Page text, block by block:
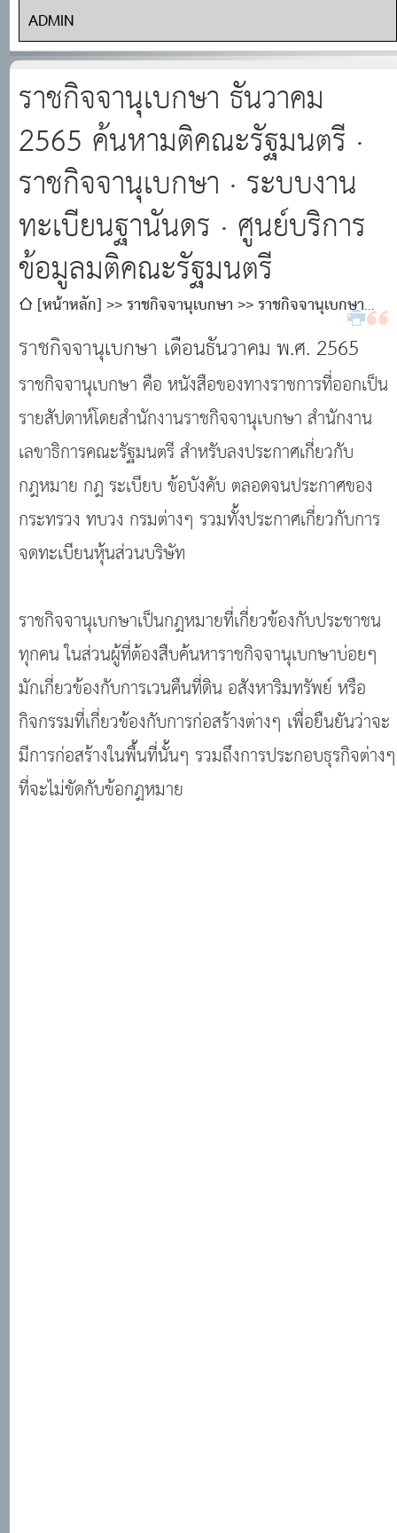
ADMIN
ราชกิจจานุเบกษา ธันวาคม
2565 ค้นหามติคณะรัฐมนตรี ·
ราชกิจจานุเบกษา · ระบบงาน
ทะเบียนฐานันดร · ศูนย์บริการ
ข้อมูลมติคณะรัฐมนตรี
[หน้าหลัก] ราชกิจจานุเบกษา
ราชกิจจานุเบกษา
ธันวาคม 2565 ค้นหามติคณะรัฐมนตรี · ราชกิจจานุเบกษา ·
ระบบงานทะเบียนฐานันดร · ศูนย์บริการข้อมูลมติคณะรัฐมนตรี
ราชกิจจานุเบกษา เดือนธันวาคม พ.ศ. 2565
ราชกิจจานุเบกษา คือ หนังสือของทางราชการที่ออกเป็น
รายสัปดาห์โดยสำนักงานราชกิจจานุเบกษา สำนักงาน
เลขาธิการคณะรัฐมนตรี สำหรับลงประกาศเกี่ยวกับ
กฎหมาย กฎ ระเบียบ ข้อบังคับ ตลอดจนประกาศของ
กระทรวง ทบวง กรมต่างๆ รวมทั้งประกาศเกี่ยวกับการ
จดทะเบียนหุ้นส่วนบริษัท
ราชกิจจานุเบกษาเป็นกฎหมายที่เกี่ยวข้องกับประชาชน
ทุกคน ในส่วนผู้ที่ต้องสืบค้นหาราชกิจจานุเบกษาบ่อยๆ
มักเกี่ยวข้องกับการเวนคืนที่ดิน อสังหาริมทรัพย์ หรือ
กิจกรรมที่เกี่ยวข้องกับการก่อสร้างต่างๆ เพื่อยืนยันว่าจะ
มีการก่อสร้างในพื้นที่นั้นๆ รวมถึงการประกอบธุรกิจต่างๆ
ที่จะไม่ขัดกับข้อกฎหมาย